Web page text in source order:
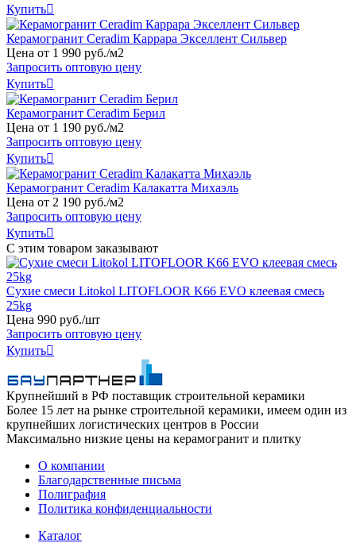
Купить
Керамогранит Ceradim Каррара Экселлент Сильвер
Цена от 1 990 руб./м2
Запросить оптовую цену
Купить
Керамогранит Ceradim Берил
Цена от 1 190 руб./м2
Запросить оптовую цену
Купить
Керамогранит Ceradim Калакатта Михаэль
Цена от 2 190 руб./м2
Запросить оптовую цену
Купить
С этим товаром заказывают
Сухие смеси Litokol LITOFLOOR K66 EVO клеевая смесь
25kg
Цена 990 руб./шт
Запросить оптовую цену
Купить
Крупнейший в РФ поставщик строительной керамики
Более 15 лет на рынке строительной керамики, имеем один из
крупнейших логистических центров в России
Максимально низкие цены на керамогранит и плитку
О компании
Благодарственные письма
Полиграфия
Политика конфиденциальности
Каталог